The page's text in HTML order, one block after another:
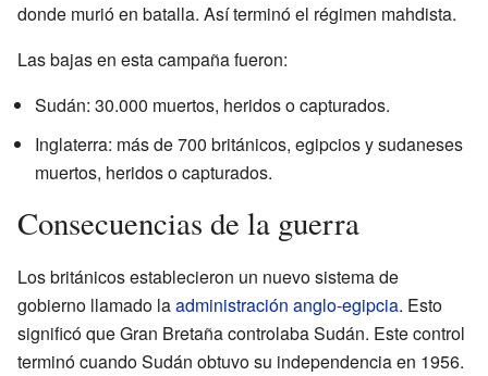
donde murió en batalla. Así terminó el régimen mahdista.
Las bajas en esta campaña fueron:
Sudán: 30.000 muertos, heridos o capturados.
Inglaterra: más de 700 británicos, egipcios y sudaneses
muertos, heridos o capturados.
Consecuencias de la guerra
Los británicos establecieron un nuevo sistema de
gobierno llamado laadministración anglo-egipcia. Esto
significó que Gran Bretaña controlaba Sudán. Este control
terminó cuando Sudán obtuvo su independencia en 1956.